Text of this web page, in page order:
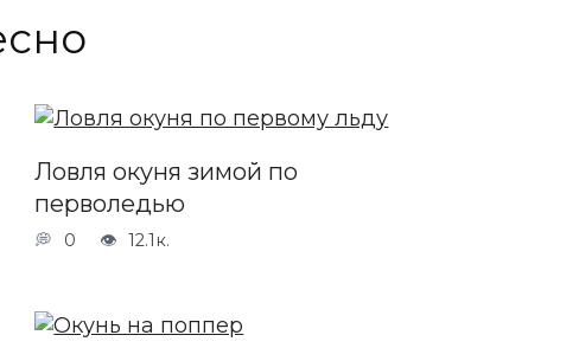
Ловля окуня зимой по
перволедью
0 12.1к.